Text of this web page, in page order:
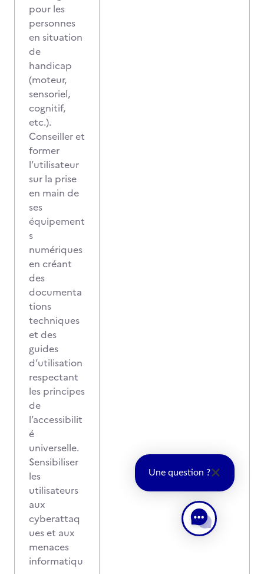
pour les
personnes
en situation
de
handicap
(moteur,
sensoriel,
cognitif,
etc.).
Conseiller et
former
l’utilisateur
sur la prise
en main de
ses
équipement
s
numériques
en créant
des
documenta
tions
techniques
et des
guides
d’utilisation
respectant
les principes
de
l’accessibilit
é
universelle.
Sensibiliser
les
utilisateurs
aux
cyberattaq
ues et aux
menaces
informatiqu
Une question ?